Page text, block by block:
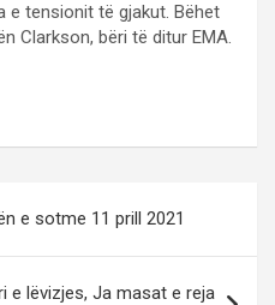
e tensionit të gjakut. Bëhet
Clarkson, bëri të ditur EMA.
e sotme 11 prill 2021
e lëvizjes, Ja masat e reja